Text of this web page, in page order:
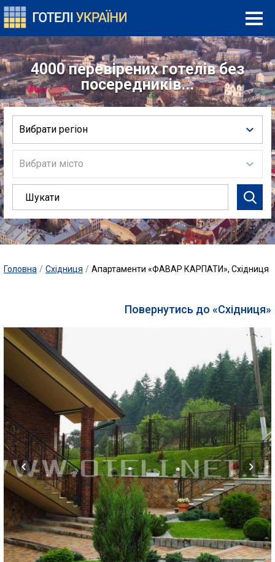
4000 перевірених готелів без
посередників...
Вибрати регіон
Вибрати місто
Головна / Східниця / Апартаменти «ФАВАР КАРПАТИ», Східниця
Повернутись до «Східниця»